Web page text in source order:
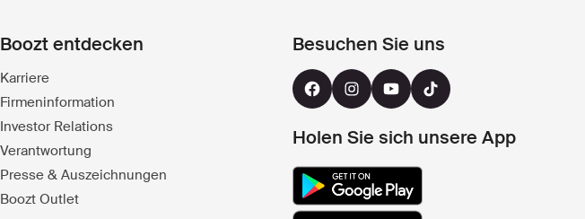
Boozt entdecken
Karriere
Firmeninformation
Investor Relations
Verantwortung
Presse & Auszeichnungen
Boozt Outlet
Besuchen Sie uns
Holen Sie sich unsere App